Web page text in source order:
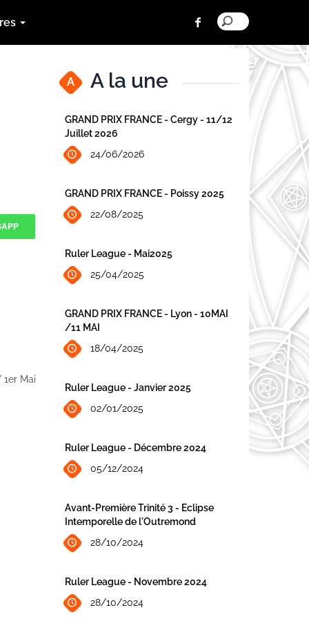
Mai
A A la une
GRAND PRIX FRANCE - Cergy - 11/12
Juillet 2026
24/06/2026
GRAND PRIX FRANCE - Poissy 2025
22/08/2025
Ruler League - Mai2025
25/04/2025
GRAND PRIX FRANCE - Lyon - 10MAI
/11 MAI
18/04/2025
Ruler League - Janvier 2025
02/01/2025
Ruler League - Décembre 2024
05/12/2024
Avant-Première Trinité 3 - Eclipse
Intemporelle de l'Outremond
28/10/2024
Ruler League - Novembre 2024
28/10/2024